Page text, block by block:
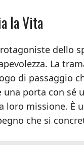
la Vita
dello
La
di passaggio
porta con sé
loro missione. È
che si